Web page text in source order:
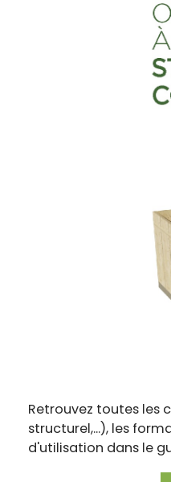
Retrouvez toutes les
structurel,...), les
d'utilisation dans le